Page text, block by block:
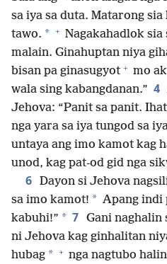
sa iya sa duta. Matarong
tawo. * + Nagakahadlok sia
malain. Ginahuptan niya
bisan pa ginasugyot + mo
wala sing kabangdanan.” 4
Jehova: “Panit sa panit.
nga yara sa iya tungod sa
untaya ang imo kamot kag
unod, kag pat-od gid nga
6 Dayon si Jehova
sa imo kamot! * Apang indi
kabuhi!” * 7 Gani naghalin
ni Jehova kag ginhalitan
hubag * + nga nagtubo